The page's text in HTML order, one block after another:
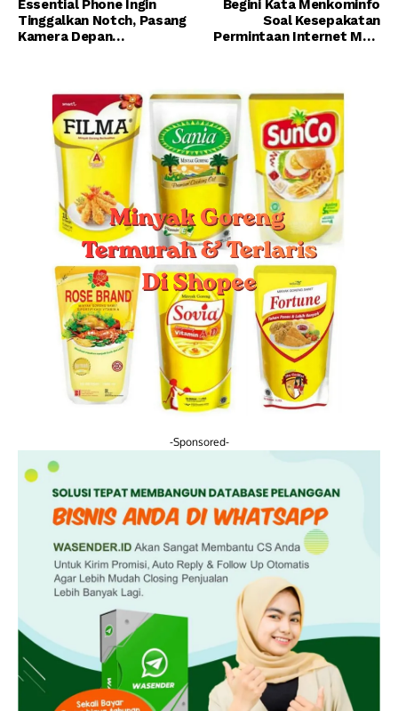
Essential Phone Ingin
Tinggalkan Notch, Pasang
Kamera Depan
Begini Kata Menkominfo
Soal Kesepakatan
Permintaan Internet Mati
-Sponsored-